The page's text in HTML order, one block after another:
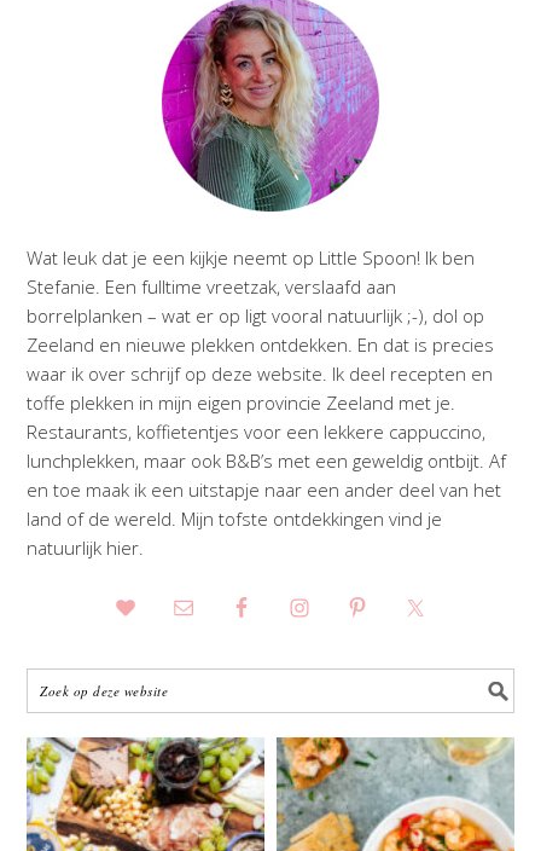
Wat leuk dat je een kijkje neemt op Little Spoon! Ik ben
Stefanie. Een fulltime vreetzak, verslaafd aan
borrelplanken – wat er op ligt vooral natuurlijk ;-), dol op
Zeeland en nieuwe plekken ontdekken. En dat is precies
waar ik over schrijf op deze website. Ik deel recepten en
toffe plekken in mijn eigen provincie Zeeland met je.
Restaurants, koffietentjes voor een lekkere cappuccino,
lunchplekken, maar ook B&B’s met een geweldig ontbijt. Af
en toe maak ik een uitstapje naar een ander deel van het
land of de wereld. Mijn tofste ontdekkingen vind je
natuurlijk hier.